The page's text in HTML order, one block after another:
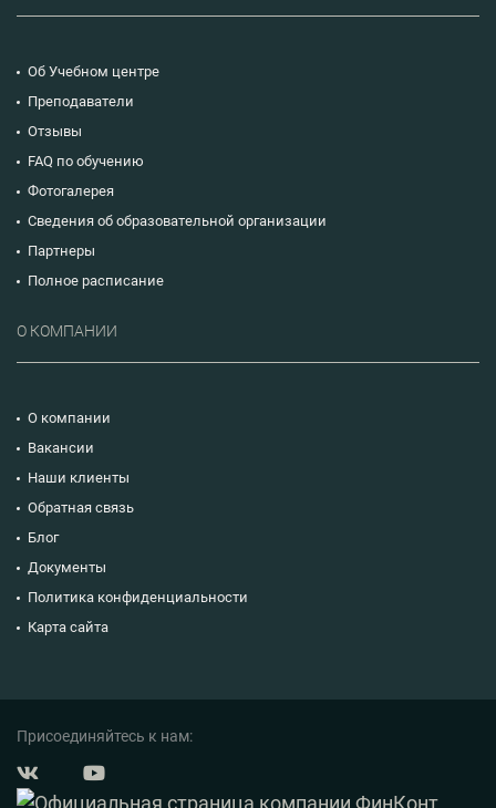
Об Учебном центре
Преподаватели
Отзывы
FAQ по обучению
Фотогалерея
Сведения об образовательной организации
Партнеры
Полное расписание
О КОМПАНИИ
О компании
Вакансии
Наши клиенты
Обратная связь
Блог
Документы
Политика конфиденциальности
Карта сайта
Присоединяйтесь к нам: